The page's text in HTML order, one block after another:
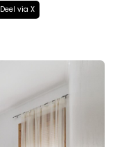
Deel via X